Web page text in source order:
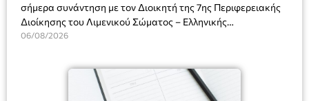
σήμερα συνάντηση με τον Διοικητή της 7ης Περιφερειακής
Διοίκησης του Λιμενικού Σώματος – Ελληνικής
Ακτοφυλακής (Λ.Σ.-ΕΛ.ΑΚΤ.), Αρχιπλοίαρχο Λ.Σ. κ. Ιωάννη
06/08/2026